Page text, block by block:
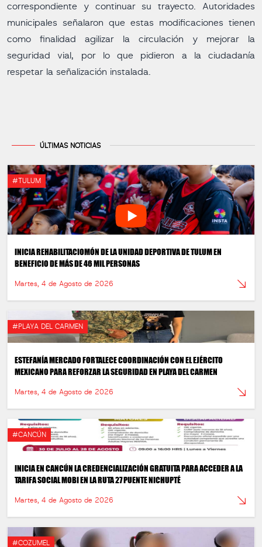
correspondiente y continuar su trayecto. Autoridades
municipales señalaron que estas modificaciones tienen
como finalidad agilizar la circulación y mejorar la
seguridad vial, por lo que pidieron a la ciudadanía
respetar la señalización instalada.
ÚLTIMAS NOTICIAS
#TULUM
INICIA REHABILITACIOMÓN DE LA UNIDAD DEPORTIVA DE TULUM EN
BENEFICIO DE MÁS DE 46 MIL PERSONAS
Martes, 4 de Agosto de 2026
#PLAYA DEL CARMEN
ESTEFANÍA MERCADO FORTALECE COORDINACIÓN CON EL EJÉRCITO
MEXICANO PARA REFORZAR LA SEGURIDAD EN PLAYA DEL CARMEN
Martes, 4 de Agosto de 2026
#CANCÚN
INICIA EN CANCÚN LA CREDENCIALIZACIÓN GRATUITA PARA ACCEDER A LA
TARIFA SOCIAL MOBI EN LA RUTA 27 PUENTE NICHUPTÉ
Martes, 4 de Agosto de 2026
#COZUMEL